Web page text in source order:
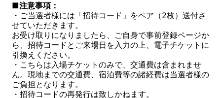
■注意事項：
・ご当選者様には「招待コード」をペア（2枚）送付さ
せていただきます。
お受け取りになりましたら、ご自身で事前登録ページか
ら、招待コードとご来場日を入力の上、電子チケットに
引換えください。
・こちらは入場チケットのみで、交通費は含まれませ
ん。現地までの交通費、宿泊費等の諸経費は当選者様の
ご負担となります。
・招待コードの再発行は致しかねます。